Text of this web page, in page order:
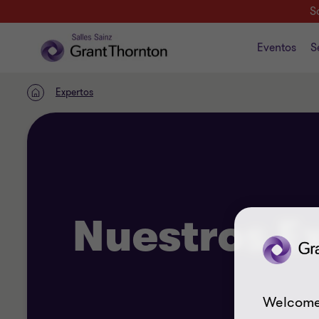
Eventos
INICIOExpertos
Nuestros